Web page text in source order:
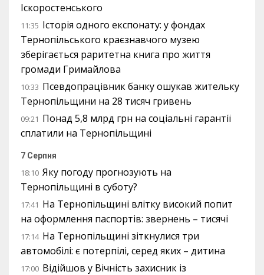
Іскоростенського
11:35 Історія одного експонату: у фондах
Тернопільського краєзнавчого музею
зберігається раритетна книга про життя
громади Гримайлова
10:33 Псевдопрацівник банку ошукав жительку
Тернопільщини на 28 тисяч гривень
09:21 Понад 5,8 млрд грн на соціальні гарантії
сплатили на Тернопільщині
7 Серпня
18:10 Яку погоду прогнозують на
Тернопільщині в суботу?
17:41 На Тернопільщині влітку високий попит
на оформлення паспортів: звернень – тисячі
17:14 На Тернопільщині зіткнулися три
автомобілі: є потерпілі, серед яких – дитина
17:00 Відійшов у Вічність захисник із